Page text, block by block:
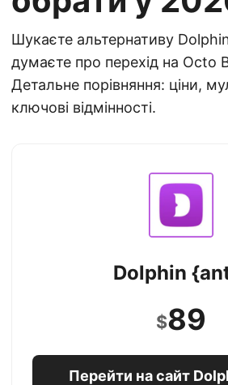
Шукаєте альтернативу
думаєте про перехід на Octo
Детальне порівняння: ціни,
ключові відмінності.
Dolphin
$89
Перейти на сайт